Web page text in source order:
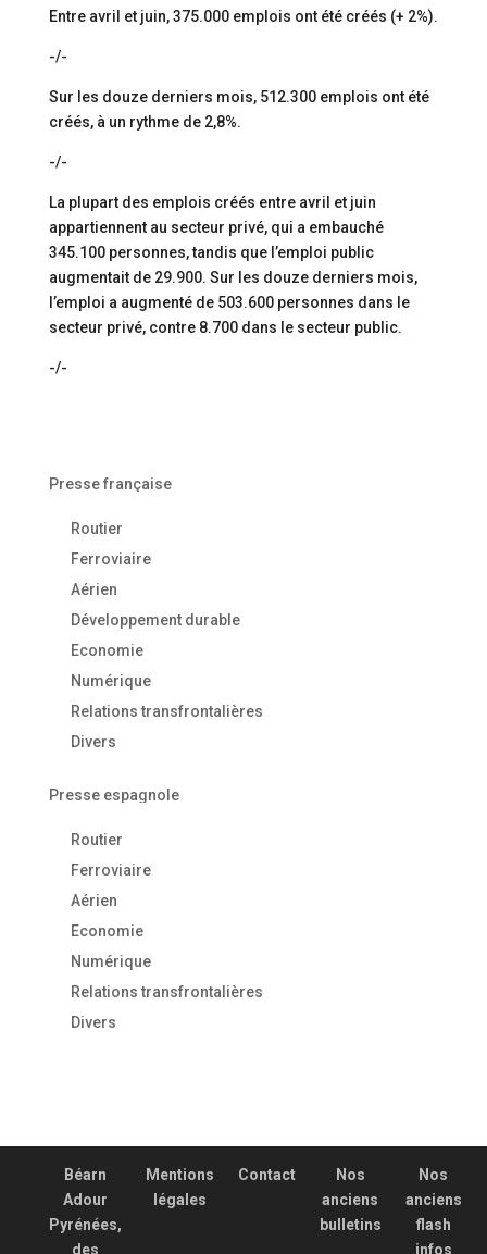
Entre avril et juin, 375.000 emplois ont été créés (+ 2%).
-/-
Sur les douze derniers mois, 512.300 emplois ont été
créés, à un rythme de 2,8%.
-/-
La plupart des emplois créés entre avril et juin
appartiennent au secteur privé, qui a embauché
345.100 personnes, tandis que l’emploi public
augmentait de 29.900. Sur les douze derniers mois,
l’emploi a augmenté de 503.600 personnes dans le
secteur privé, contre 8.700 dans le secteur public.
-/-
Presse française
Routier
Ferroviaire
Aérien
Développement durable
Economie
Numérique
Relations transfrontalières
Divers
Presse espagnole
Routier
Ferroviaire
Aérien
Economie
Numérique
Relations transfrontalières
Divers
Béarn
Adour
Pyrénées,
des
Mentions
légales
Contact
Nos
anciens
bulletins
Nos
anciens
flash
infos